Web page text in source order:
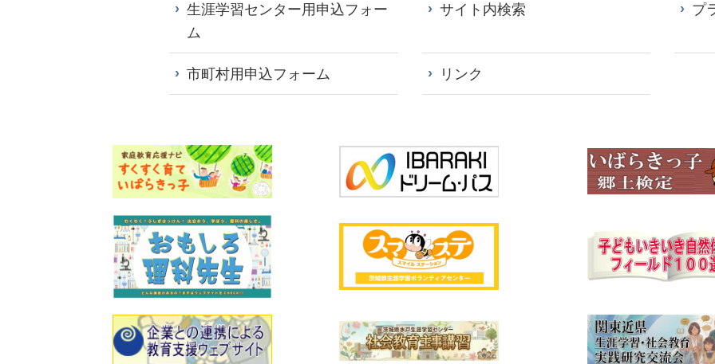
生涯学習センター用申込フォー
ム
市町村用申込フォーム
サイト内検索
リンク
プ